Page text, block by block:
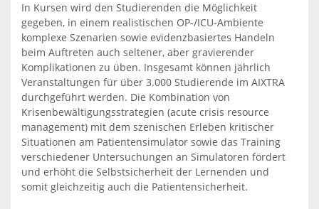
In Kursen wird den Studierenden die Möglichkeit
gegeben, in einem realistischen OP-/ICU-Ambiente
komplexe Szenarien sowie evidenzbasiertes Handeln
beim Auftreten auch seltener, aber gravierender
Komplikationen zu üben. Insgesamt können jährlich
Veranstaltungen für über 3.000 Studierende im AIXTRA
durchgeführt werden. Die Kombination von
Krisenbewältigungsstrategien (acute crisis resource
management) mit dem szenischen Erleben kritischer
Situationen am Patientensimulator sowie das Training
verschiedener Untersuchungen an Simulatoren fördert
und erhöht die Selbstsicherheit der Lernenden und
somit gleichzeitig auch die Patientensicherheit.